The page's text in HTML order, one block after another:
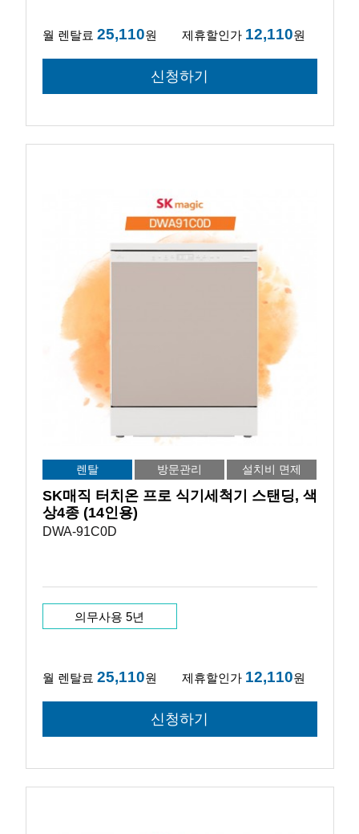
월 렌탈료 25,110원 제휴할인가 12,110원
렌탈 방문관리 설치비 면제
SK매직 터치온 프로 식기세척기 스탠딩, 색
상4종 (14인용)
DWA-91C0D
의무사용 5년
월 렌탈료 25,110원 제휴할인가 12,110원